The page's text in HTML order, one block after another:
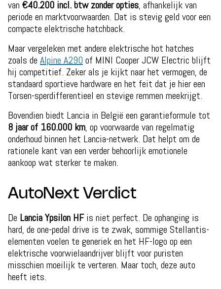
van €40.200 incl. btw zonder opties, afhankelijk van
periode en marktvoorwaarden. Dat is stevig geld voor een
compacte elektrische hatchback.
Maar vergeleken met andere elektrische hot hatches
zoals de Alpine A290 of MINI Cooper JCW Electric blijft
hij competitief. Zeker als je kijkt naar het vermogen, de
standaard sportieve hardware en het feit dat je hier een
Torsen-sperdifferentieel en stevige remmen meekrijgt.
Bovendien biedt Lancia in België een garantieformule tot
8 jaar of 160.000 km, op voorwaarde van regelmatig
onderhoud binnen het Lancia-netwerk. Dat helpt om de
rationele kant van een verder behoorlijk emotionele
aankoop wat sterker te maken.
AutoNext Verdict
De Lancia Ypsilon HFis niet perfect. De ophanging is
hard, de one-pedal drive is te zwak, sommige Stellantis-
elementen voelen te generiek en het HF-logo op een
elektrische voorwielaandrijver blijft voor puristen
misschien moeilijk te verteren. Maar toch, deze auto
heeft iets.